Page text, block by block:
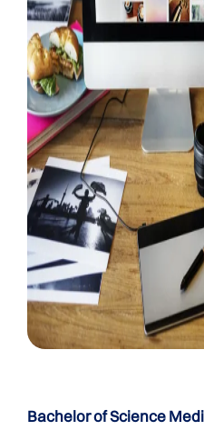
Bachelor of Science